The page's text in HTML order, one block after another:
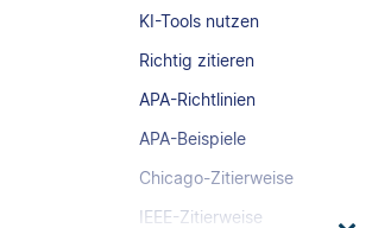
KI-Tools nutzen
Richtig zitieren
APA-Richtlinien
APA-Beispiele
Chicago-Zitierweise
IEEE-Zitierweise